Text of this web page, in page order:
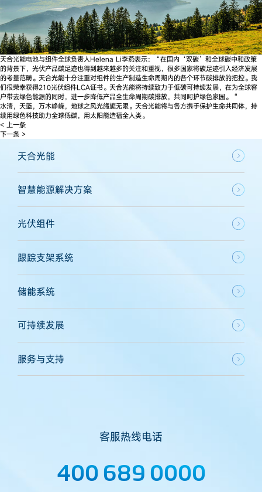
天合光能电池与组件全球负责人Helena Li李燕表示：“在国内‘双碳’和全球碳中和政策
的背景下，光伏产品碳足迹也得到越来越多的关注和重视，很多国家将碳足迹引入经济发展
的考量范畴。天合光能十分注重对组件的生产制造生命周期内的各个环节碳排放的把控。我
们很荣幸获得210光伏组件LCA证书。天合光能将持续致力于低碳可持续发展，在为全球客
户带去绿色能源的同时，进一步降低产品全生命周期碳排放，共同呵护绿色家园。“
水清，天蓝，万木峥嵘，地球之风光旖旎无限。天合光能将与各方携手保护生命共同体，持
续用绿色科技助力全球低碳，用太阳能造福全人类。
< 上一条
下一条 >
天合光能
智慧能源解决方案
光伏组件
跟踪支架系统
储能系统
可持续发展
服务与支持
客服热线电话
400 689 0000